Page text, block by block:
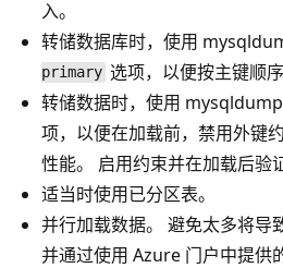
入。
转储数据库时，使用
primary 选项，以便按主键顺
转储数据时，使用
项，以便在加载前，禁用外键
性能。 启用约束并在加载后验
适当时使用已分区表。
并行加载数据。 避免太多将导
并通过使用 Azure 门户中提供